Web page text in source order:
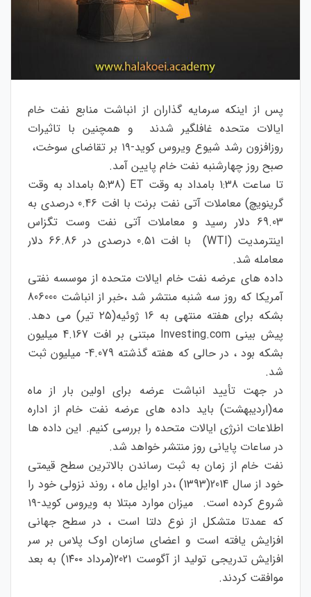
پس از اینکه سرمایه گذاران از انباشت منابع نفت خام
ایالات متحده غافلگیر شدند و همچنین با تاثیرات
روزافزون رشد شیوع ویروس کوید-۱۹ بر تقاضای سوخت،
صبح روز چهارشنبه نفت خام پایین آمد.
تا ساعت 1:38 بامداد به وقت ET (5:38 بامداد به وقت
گرینویچ) معاملات آتی نفت برنت با افت 0.46 درصدی به
69.03 دلار رسید و معاملات آتی نفت وست تگزاس
اینترمدیت (WTI) با افت 0.51 درصدی در 66.86 دلار
معامله شد.
داده های عرضه نفت خام ایالات متحده از موسسه نفتی
آمریكا كه روز سه شنبه منتشر شد ،خبر از انباشت 806000
بشكه برای هفته منتهی به 16 ژوئیه(۲۵ تیر) می دهد.
پیش بینی Investing.com مبتنی بر افت 4.167 میلیون
بشكه بود ، در حالی كه هفته گذشته 4.079- میلیون ثبت
شد.
در جهت تأیید انباشت عرضه برای اولین بار از ماه
مه(اردیبهشت) باید داده های عرضه نفت خام از اداره
اطلاعات انرژی ایالات متحده را بررسی کنیم. این داده ها
در ساعات پایانی روز منتشر خواهد شد.
نفت خام از زمان به ثبت رساندن بالاترین سطح قیمتی
خود از سال 2014(1393) ،در اوایل ماه ، روند نزولی خود را
شروع کرده است. میزان موارد مبتلا به ویروس کوید-۱۹
که عمدتا متشکل از نوع دلتا است ، در سطح جهانی
افزایش یافته است و اعضای سازمان اوک پلاس بر سر
افزایش تدریجی تولید از آگوست 2021(مرداد ۱۴۰۰) به بعد
موافقت کردند.